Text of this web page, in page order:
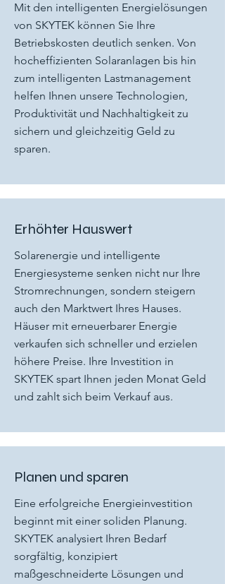
Mit den intelligenten Energielösungen
von SKYTEK können Sie Ihre
Betriebskosten deutlich senken. Von
hocheffizienten Solaranlagen bis hin
zum intelligenten Lastmanagement
helfen Ihnen unsere Technologien,
Produktivität und Nachhaltigkeit zu
sichern und gleichzeitig Geld zu
sparen.
Erhöhter Hauswert
Solarenergie und intelligente
Energiesysteme senken nicht nur Ihre
Stromrechnungen, sondern steigern
auch den Marktwert Ihres Hauses.
Häuser mit erneuerbarer Energie
verkaufen sich schneller und erzielen
höhere Preise. Ihre Investition in
SKYTEK spart Ihnen jeden Monat Geld
und zahlt sich beim Verkauf aus.
Planen und sparen
Eine erfolgreiche Energieinvestition
beginnt mit einer soliden Planung.
SKYTEK analysiert Ihren Bedarf
sorgfältig, konzipiert
maßgeschneiderte Lösungen und